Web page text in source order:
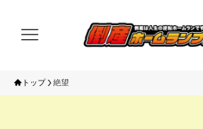
トップ 絶望